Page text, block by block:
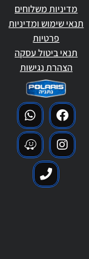
מדיניות משלוחים
תנאי שימוש ומדיניות
פרטיות
תנאי ביטול עסקה
הצהרת נגישות